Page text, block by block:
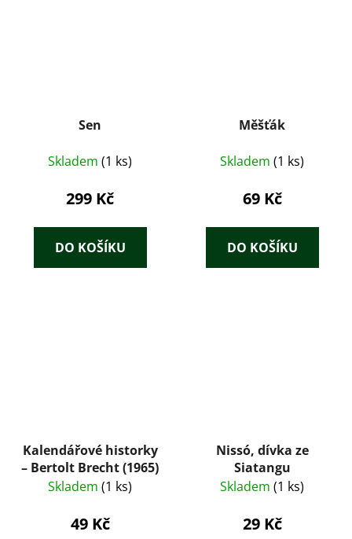
Sen
Skladem (1 ks)
299 Kč
DO KOŠÍKU
Měšťák
Skladem (1 ks)
69 Kč
DO KOŠÍKU
Kalendářové historky
– Bertolt Brecht (1965)
Skladem (1 ks)
49 Kč
Nissó, dívka ze
Siatangu
Skladem (1 ks)
29 Kč